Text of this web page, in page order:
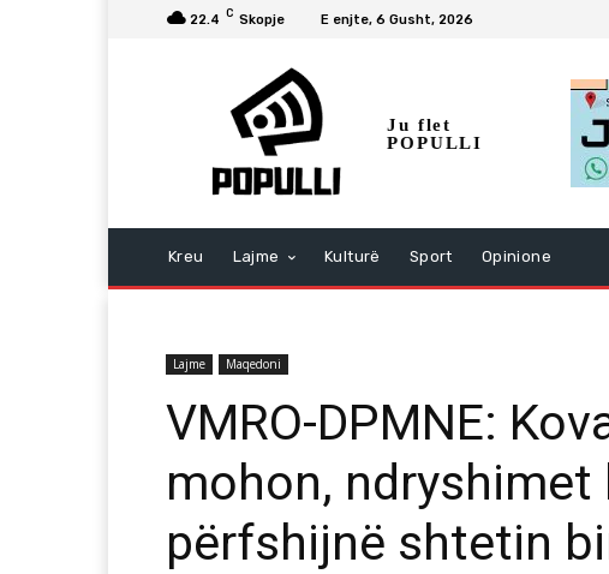
22.4 C Skopje E enjte, 6 Gusht, 2026
Ju flet
POPULLI
Kreu Lajme Kulturë Sport Opinione
Lajme Maqedoni
VMRO-DPMNE:
mohon,
përfshijnë shtetin